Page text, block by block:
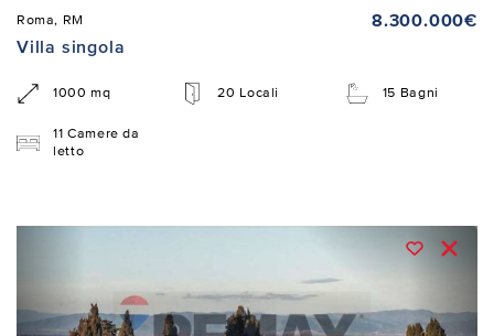
Roma, RM
8.300.000€
Villa singola
1000 mq 20 Locali 15 Bagni
11 Camere da
letto